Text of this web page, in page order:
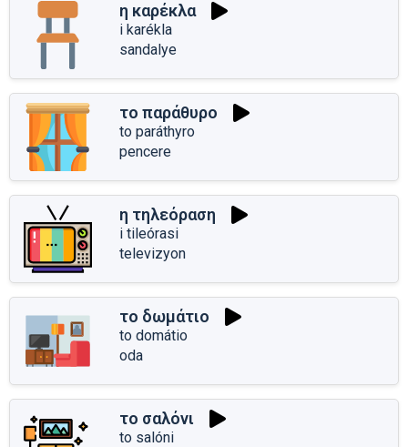
η καρέκλα
i karékla
sandalye
το παράθυρο
to paráthyro
pencere
η τηλεόραση
i tileórasi
televizyon
το δωμάτιο
to domátio
oda
το σαλόνι
to salóni